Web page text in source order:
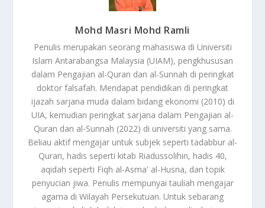
Mohd Masri Mohd Ramli
Penulis merupakan seorang mahasiswa di Universiti
Islam Antarabangsa Malaysia (UIAM), pengkhususan
dalam Pengajian al-Quran dan al-Sunnah di peringkat
doktor falsafah. Mendapat pendidikan di peringkat
ijazah sarjana muda dalam bidang ekonomi (2010) di
UIA, kemudian peringkat sarjana dalam Pengajian al-
Quran dan al-Sunnah (2022) di universiti yang sama.
Beliau aktif mengajar untuk subjek seperti tadabbur al-
Quran, hadis seperti kitab Riadussolihin, hadis 40,
aqidah seperti Fiqh al-Asma' al-Husna, dan topik
penyucian jiwa. Penulis mempunyai tauliah mengajar
agama di Wilayah Persekutuan. Untuk sebarang